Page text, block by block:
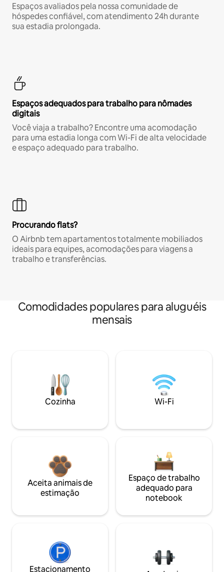
Espaços avaliados pela nossa comunidade de
hóspedes confiável, com atendimento 24h durante
sua estadia prolongada.
Espaços adequados para trabalho para nômades
digitais
Você viaja a trabalho? Encontre uma acomodação
para uma estadia longa com Wi-Fi de alta velocidade
e espaço adequado para trabalho.
Procurando flats?
O Airbnb tem apartamentos totalmente mobiliados
ideais para equipes, acomodações para viagens a
trabalho e transferências.
Comodidades populares para aluguéis
mensais
Cozinha Wi-Fi
Aceita animais de
estimação
Espaço de trabalho
adequado para
notebook
Estacionamento